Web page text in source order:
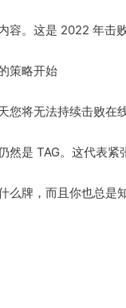
。这是 2022 年击
策略开始
将无法持续击败在线
是 TAG。这代表紧
牌，而且你也总是